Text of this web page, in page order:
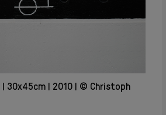
30x45cm 2010 © Christoph